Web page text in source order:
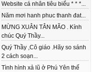
Website cá nhân tiêu biểu * * *...
Năm mơi hanh phuc thanh đat...
MỪNG XUÂN TÂN MÃO . Kính
chúc Quý Thầy...
Quý Thầy ,Cô giáo .Hãy so sánh
2 cách soạn...
Tình hình xả lũ ở Phú Yên thế